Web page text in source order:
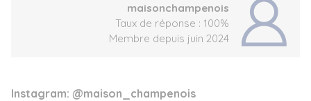
maisonchampenois
Taux de réponse : 100%
Membre depuis juin 2024
Instagram: @maison_champenois